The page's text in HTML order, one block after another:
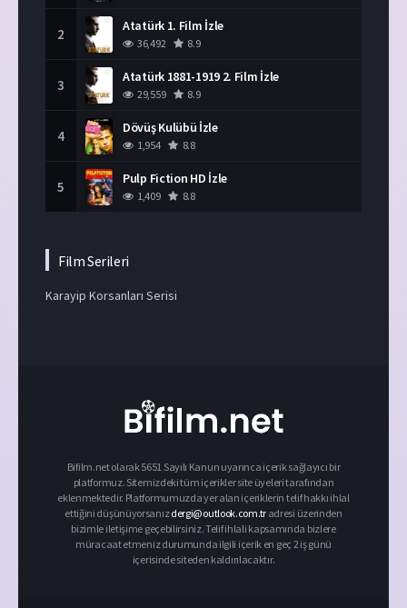
2 Atatürk 1. Film İzle
36,492 8.9
3 Atatürk 1881-1919 2. Film İzle
29,559 8.9
4 Dövüş Kulübü İzle
1,954 8.8
5 Pulp Fiction HD İzle
1,409 8.8
Film Serileri
Karayip Korsanları Serisi
Bifilm.net olarak 5651 Sayılı Kanun uyarınca içerik sağlayıcı bir
platformuz. Sitemizdeki tüm içerikler site üyeleri tarafından
eklenmektedir. Platformumuzda yer alan içeriklerin telif hakkı ihlal
ettiğini düşünüyorsanızdergi@outlook.com.tr adresi üzerinden
bizimle iletişime geçebilirsiniz. Telif ihlali kapsamında bizlere
müracaat etmeniz durumunda ilgili içerik en geç 2 iş günü
içerisinde siteden kaldırılacaktır.